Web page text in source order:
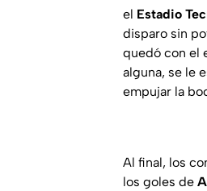
el Estadio
disparo sin
quedó con el
alguna, se le
empujar la
Al final, los
los goles de